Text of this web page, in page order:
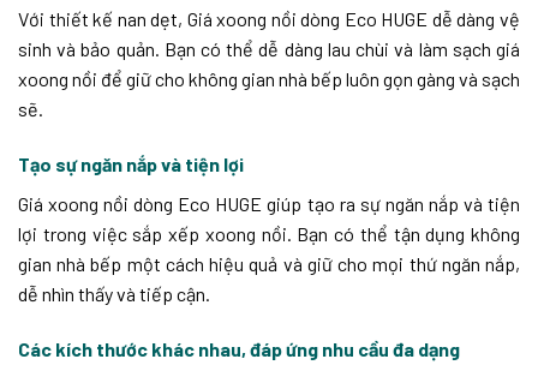
Với thiết kế nan dẹt, Giá xoong nồi dòng Eco HUGE dễ dàng vệ
sinh và bảo quản. Bạn có thể dễ dàng lau chùi và làm sạch giá
xoong nồi để giữ cho không gian nhà bếp luôn gọn gàng và sạch
sẽ.
Tạo sự ngăn nắp và tiện lợi
Giá xoong nồi dòng Eco HUGE giúp tạo ra sự ngăn nắp và tiện
lợi trong việc sắp xếp xoong nồi. Bạn có thể tận dụng không
gian nhà bếp một cách hiệu quả và giữ cho mọi thứ ngăn nắp,
dễ nhìn thấy và tiếp cận.
Các kích thước khác nhau, đáp ứng nhu cầu đa dạng